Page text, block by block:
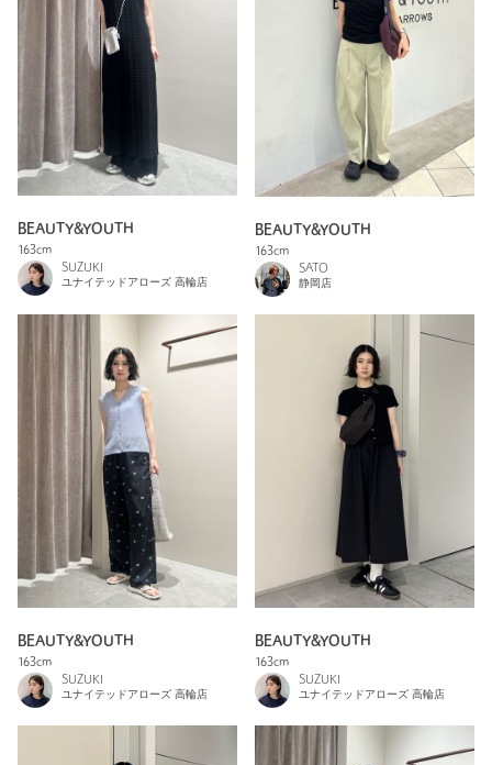
BEAUTY&YOUTH
163cm
SUZUKI
ユナイテッドアローズ 高輪店
BEAUTY&YOUTH
163cm
SATO
静岡店
BEAUTY&YOUTH
163cm
SUZUKI
ユナイテッドアローズ 高輪店
BEAUTY&YOUTH
163cm
SUZUKI
ユナイテッドアローズ 高輪店